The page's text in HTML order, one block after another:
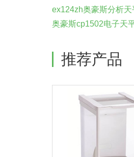
ex124zh奥豪斯分析天
奥豪斯cp1502电子天
推荐产品